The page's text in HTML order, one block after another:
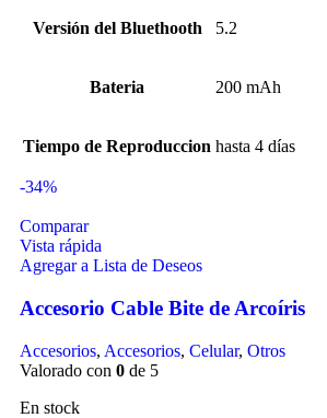
Versión del Bluethooth 5.2
Bateria 200 mAh
Tiempo de Reproduccion hasta 4 días
-34%
Comparar
Vista rápida
Agregar a Lista de Deseos
Accesorio Cable Bite de Arcoíris
Accesorios, Accesorios, Celular, Otros
Valorado con 0 de 5
En stock